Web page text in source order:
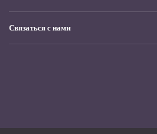
Связаться с нами